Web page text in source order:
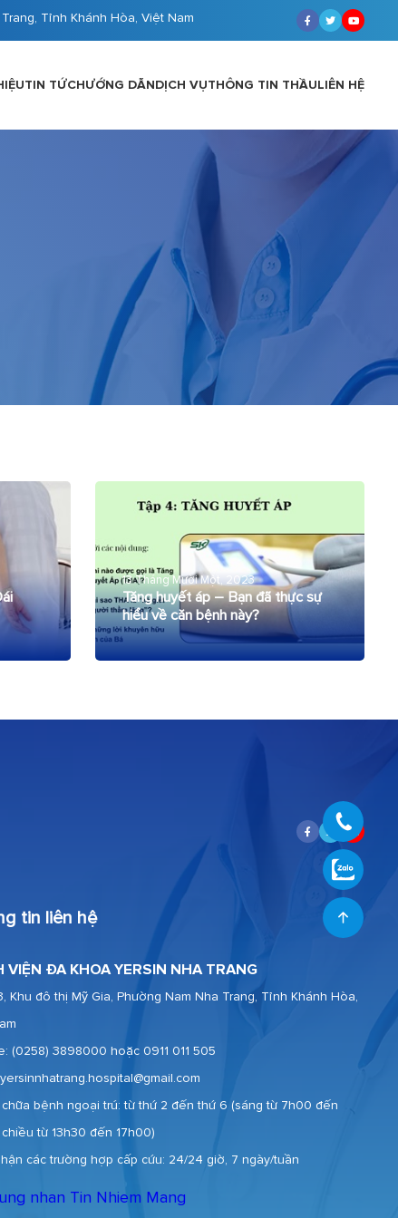
Tỉnh Khánh Hòa, Việt Nam
TIN TỨCHƯỚNG DẪNDỊCH VỤTHÔNG TIN THẦULIÊN HỆ
13 Tháng Mười Một, 2023
Tăng huyết áp – Bạn đã thực sự
hiểu về căn bệnh này?
tin liên hệ
VIỆN ĐA KHOA YERSIN NHA TRANG
Khu đô thị Mỹ Gia, Phường Nam Nha Trang, Tỉnh Khánh Hòa,
(0258) 3898000 hoặc 0911 011 505
chữa bệnh ngoại trú: từ thứ 2 đến thứ 6 (sáng từ 7h00 đến
chiều từ 13h30 đến 17h00)
các trường hợp cấp cứu: 24/24 giờ, 7 ngày/tuần